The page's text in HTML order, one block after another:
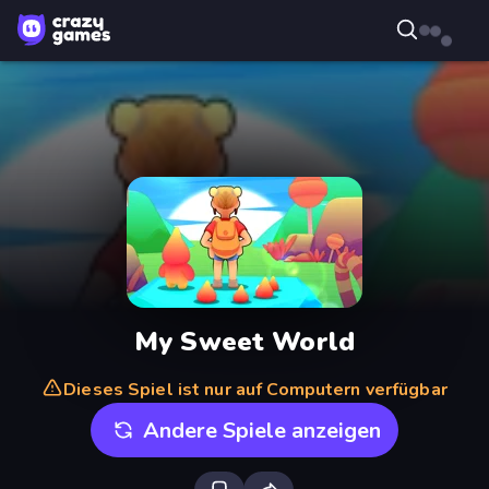
My Sweet World
Dieses Spiel ist nur auf Computern verfügbar
Andere Spiele anzeigen